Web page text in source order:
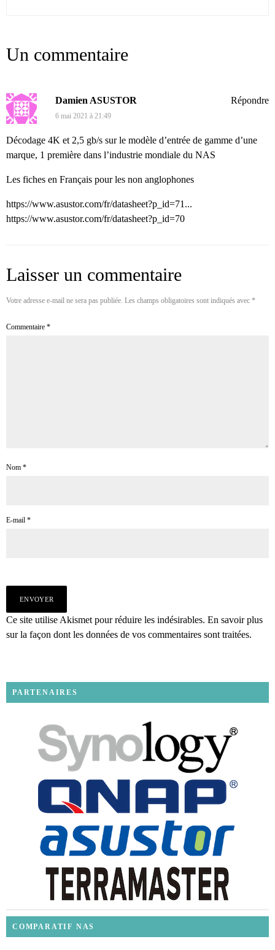
Un commentaire
Damien ASUSTOR
6 mai 2021 à 21:49
Décodage 4K et 2,5 gb/s sur le modèle d’entrée de gamme d’une
marque, 1 première dans l’industrie mondiale du NAS
Les fiches en Français pour les non anglophones
https://www.asustor.com/fr/datasheet?p_id=71...
https://www.asustor.com/fr/datasheet?p_id=70
Répondre
Laisser un commentaire
Votre adresse e-mail ne sera pas publiée. Les champs obligatoires sont indiqués avec *
Commentaire *
Nom *
E-mail *
Ce site utilise Akismet pour réduire les indésirables. En savoir plus
sur la façon dont les données de vos commentaires sont traitées.
PARTENAIRES
COMPARATIF NAS